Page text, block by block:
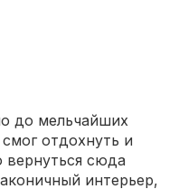
до мельчайших
отдохнуть и
вернуться сюда
интерьер,